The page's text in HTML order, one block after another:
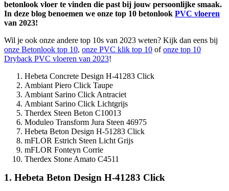
betonlook vloer te vinden die past bij jouw persoonlijke smaak.
In deze blog benoemen we onze top 10 betonlook PVC vloeren
van 2023!
Wil je ook onze andere top 10s van 2023 weten? Kijk dan eens bij
onze Betonlook top 10, onze PVC klik top 10 ofonze top 10
Dryback PVC vloeren van 2023!
Hebeta Concrete Design H-41283 Click
Ambiant Piero Click Taupe
Ambiant Sarino Click Antraciet
Ambiant Sarino Click Lichtgrijs
Therdex Steen Beton C10013
Moduleo Transform Jura Steen 46975
Hebeta Beton Design H-51283 Click
mFLOR Estrich Steen Licht Grijs
mFLOR Fonteyn Corrie
Therdex Stone Amato C4511
1. Hebeta Beton Design H-41283 Click